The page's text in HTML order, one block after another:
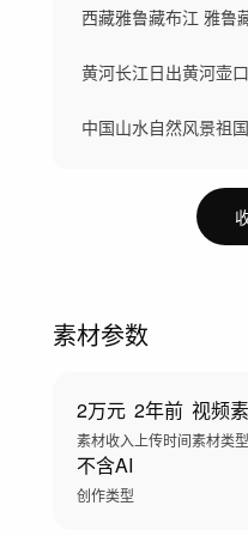
素材参数
2万元
素材收入
2年前
上传时间
视频
素材类型
不含AI
创作类型